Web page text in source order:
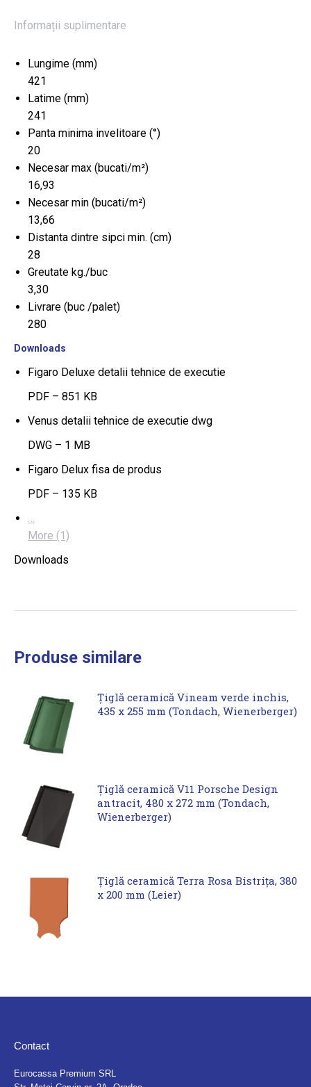
Informații suplimentare
Lungime (mm)
421
Latime (mm)
241
Panta minima invelitoare (°)
20
Necesar max (bucati/m²)
16,93
Necesar min (bucati/m²)
13,66
Distanta dintre sipci min. (cm)
28
Greutate kg./buc
3,30
Livrare (buc /palet)
280
Downloads
Figaro Deluxe detalii tehnice de executie
PDF – 851 KB
Venus detalii tehnice de executie dwg
DWG – 1 MB
Figaro Delux fisa de produs
PDF – 135 KB
…
More (1)
Downloads
Produse similare
Țiglă ceramică Vineam verde inchis,
435 x 255 mm (Tondach, Wienerberger)
Țiglă ceramică V11 Porsche Design
antracit, 480 x 272 mm (Tondach,
Wienerberger)
Țiglă ceramică Terra Rosa Bistrița, 380
x 200 mm (Leier)
Contact
Eurocassa Premium SRL